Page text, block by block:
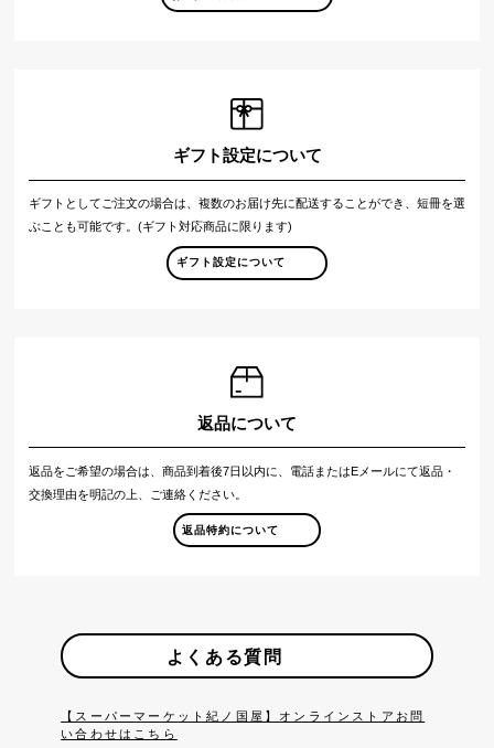
ギフト設定について
ギフトとしてご注文の場合は、複数のお届け先に配送することができ、短冊を選
ぶことも可能です。(ギフト対応商品に限ります)
ギフト設定について
返品について
返品をご希望の場合は、商品到着後7日以内に、電話またはEメールにて返品・
交換理由を明記の上、ご連絡ください。
返品特約について
よくある質問
【スーパーマーケット紀ノ国屋】オンラインストアお問
い合わせはこちら